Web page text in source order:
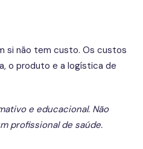
si não tem custo. Os custos
o produto e a logística de
e educacional. Não
profissional de saúde.